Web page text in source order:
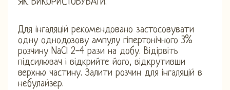
ЯК ВИКОРИСТОВУВАТИ:
Для інгаляцій рекомендовано застосовувати
одну однодозову ампулу гіпертонічного 3%
розчину NaCl 2-4 рази на добу. Відірвіть
підсилювач і відкрийте його, відкрутивши
верхню частину. Залити розчин для інгаляцій в
небулайзер.